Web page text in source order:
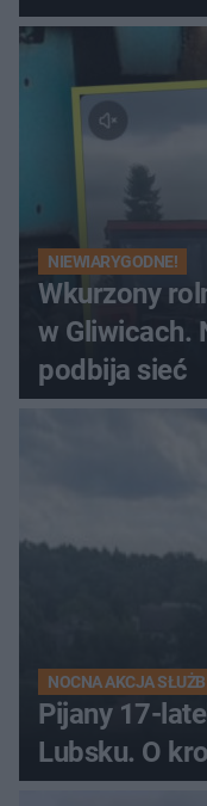
NIEWIARYGODNE!
Wkurzony
w Gliwicach.
podbija sieć
NOCNA AKCJA SŁUŻB
Pijany 17-
Lubsku. O